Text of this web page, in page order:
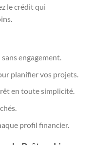
le crédit qui
engagement.
planifier vos projets.
en toute simplicité.
profil financier.